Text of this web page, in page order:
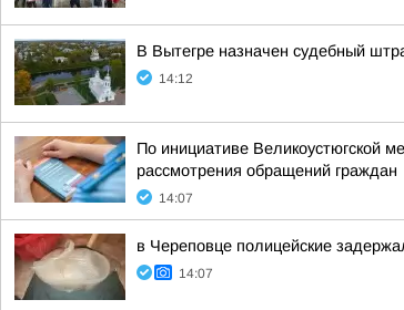
В Вытегре назначен судебный
14:12
По инициативе Великоустюгской
рассмотрения обращений граждан
14:07
в Череповце полицейские
14:07